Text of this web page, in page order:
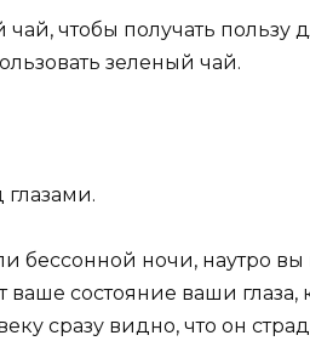
чтобы получать пользу
зеленый чай.
бессонной ночи, наутро
состояние ваши глаза,
сразу видно, что он